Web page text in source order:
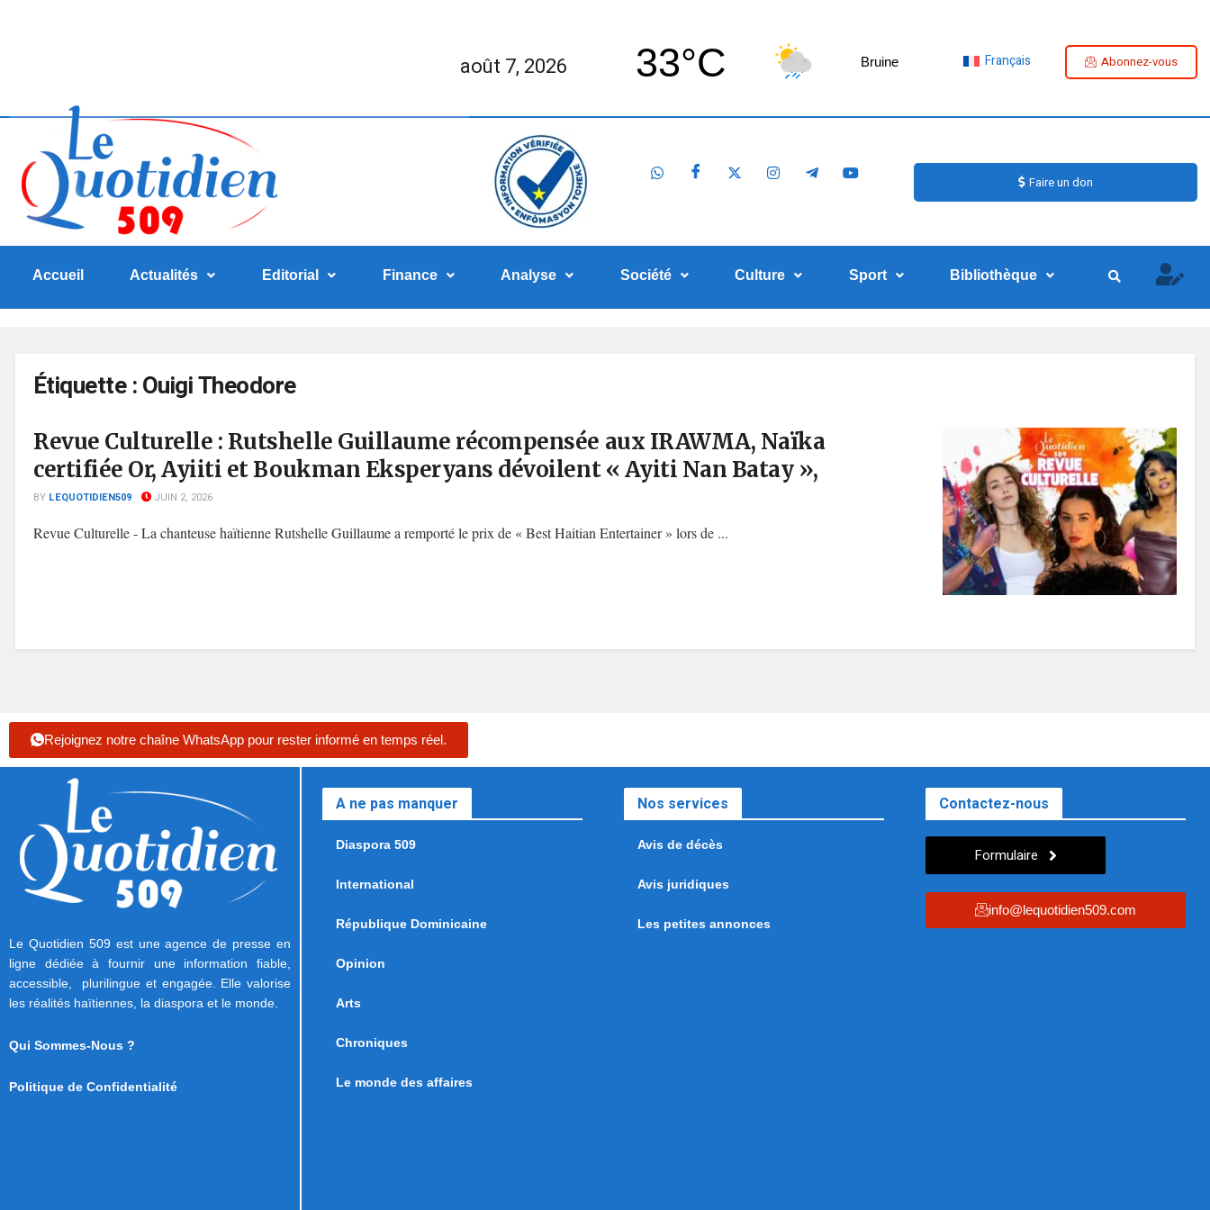
août 7, 2026 33°C Bruine Français Abonnez-vous
Faire un don
Accueil Actualités Editorial Finance Analyse Société Culture Sport Bibliothèque
Étiquette :Ouigi Theodore
Revue Culturelle : Rutshelle Guillaume récompensée aux IRAWMA, Naïka
certifiée Or, Ayiiti et Boukman Eksperyans dévoilent « Ayiti Nan Batay »,
BY LEQUOTIDIEN509 JUIN 2, 2026
Revue Culturelle - La chanteuse haïtienne Rutshelle Guillaume a remporté le prix de « Best Haitian Entertainer » lors de ...
Rejoignez notre chaîne WhatsApp pour rester informé en temps réel.
Le Quotidien 509 est une agence de presse en
ligne dédiée à fournir une information fiable,
accessible, plurilingue et engagée. Elle valorise
les réalités haïtiennes, la diaspora et le monde.
Qui Sommes-Nous ?
Politique de Confidentialité
A ne pas manquer
Diaspora 509
International
République Dominicaine
Opinion
Arts
Chroniques
Le monde des affaires
Nos services
Avis de décès
Avis juridiques
Les petites annonces
Contactez-nous
Formulaire
info@lequotidien509.com